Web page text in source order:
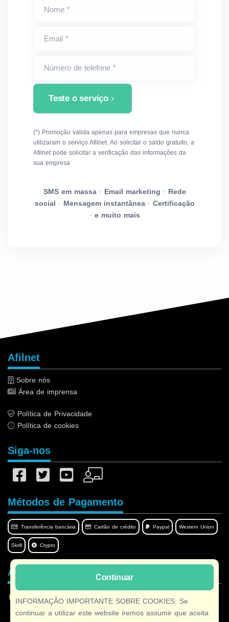
Nome *
Email *
Número de telefone *
Teste o serviço
(*) Promoção válida apenas para empresas que nunca
utilizaram o serviço Afilnet. Ao solicitar o saldo gratuito, a
Afilnet pode solicitar a verificação das informações da
sua empresa
SMS em massa· Email marketing · Rede
social · Mensagem instantânea· Certificação
· e muito mais
Continuar
INFORMAÇÃO IMPORTANTE SOBRE COOKIES: Se
continuar a utilizar este website iremos assumir que aceita
Afilnet
Sobre nós
Área de imprensa
Política de Privacidade
Política de cookies
Siga-nos
Métodos de Pagamento
Transferência bancária Cartão de crédito Paypal Western Union
Skrill Crypto
Afilnet no seu idioma